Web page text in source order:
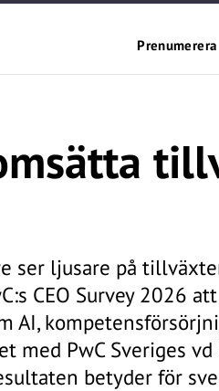
Prenumerera
ser ljusare på
CEO Survey 2026
AI,
med PwC Sveriges
betyder för